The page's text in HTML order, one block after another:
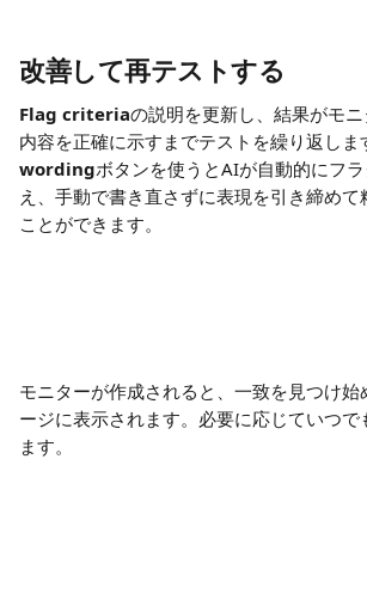
改善して再テストする
Flag criteriaの説明を更新し、結果がモ
内容を正確に示すまでテストを繰り返しま
wordingボタンを使うとAIが自動的にフ
え、手動で書き直さずに表現を引き締めて
ことができます。
モニターが作成されると、一致を見つけ
ージに表示されます。必要に応じていつで
ます。